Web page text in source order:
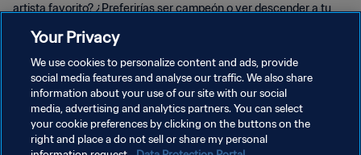
artista favorito? ¿Preferirías ser campeón o ver descender a tu
responden a divertidas preguntas en este test de personalidad.
Your Privacy
We use cookies to personalize content and ads, provide
social media features and analyse our traffic. We also share
information about your use of our site with our social
media, advertising and analytics partners. You can select
your cookie preferences by clicking on the buttons on the
right and place a do not sell or share my personal